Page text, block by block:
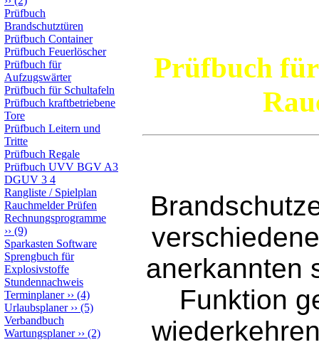
Prüfbuch
Brandschutztüren
Prüfbuch Container
Prüfbuch Feuerlöscher
Prüfbuch für
Aufzugswärter
Prüfbuch für Schultafeln
Prüfbuch kraftbetriebene
Tore
Prüfbuch Leitern und
Tritte
Prüfbuch Regale
Prüfbuch UVV BGV A3
DGUV 3 4
Rangliste / Spielplan
Rauchmelder Prüfen
Rechnungsprogramme
›› (9)
Sparkasten Software
Sprengbuch für
Explosivstoffe
Stundennachweis
Terminplaner›› (4)
Urlaubsplaner›› (5)
Verbandbuch
Wartungsplaner›› (2)
Prüfbuch
anerkannten
Funktion